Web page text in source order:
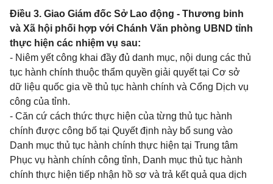
Điều 3. Giao Giám đốc Sở Lao động - Thương binh
và Xã hội phối hợp với Chánh Văn phòng UBND tỉnh
thực hiện các nhiệm vụ sau:
- Niêm yết công khai đầy đủ danh mục, nội dung các thủ
tục hành chính thuộc thẩm quyền giải quyết tại Cơ sở
dữ liệu quốc gia về thủ tục hành chính và Cổng Dịch vụ
công của tỉnh.
- Căn cứ cách thức thực hiện của từng thủ tục hành
chính được công bố tại Quyết định này bổ sung vào
Danh mục thủ tục hành chính thực hiện tại Trung tâm
Phục vụ hành chính công tỉnh, Danh mục thủ tục hành
chính thực hiện tiếp nhận hồ sơ và trả kết quả qua dịch